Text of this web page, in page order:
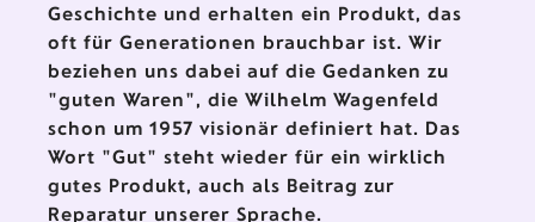
Geschichte und erhalten ein Produkt, das
oft für Generationen brauchbar ist. Wir
beziehen uns dabei auf die Gedanken zu
"guten Waren", die Wilhelm Wagenfeld
schon um 1957 visionär definiert hat. Das
Wort "Gut" steht wieder für ein wirklich
gutes Produkt, auch als Beitrag zur
Reparatur unserer Sprache.